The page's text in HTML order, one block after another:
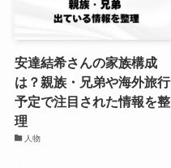
安達結希さんの家族構成
は？親族・兄弟や海外旅行
予定で注目された情報を整
理
人物